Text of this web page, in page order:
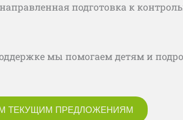
подготовка к
мы помогаем детям и
ТЕКУЩИМ ПРЕДЛОЖЕНИЯМ